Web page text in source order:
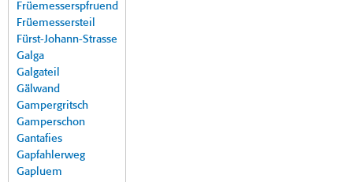
Früemesserspfruend
Früemessersteil
Fürst-Johann-Strasse
Galga
Galgateil
Gälwand
Gampergritsch
Gamperschon
Gantafies
Gapfahlerweg
Gapluem